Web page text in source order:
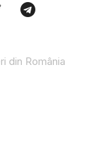
din România